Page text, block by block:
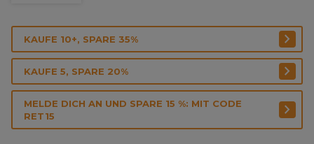
KAUFE 10+, SPARE 35%
KAUFE 5, SPARE 20%
MELDE DICH AN UND SPARE 15 %: MIT CODE
RET15